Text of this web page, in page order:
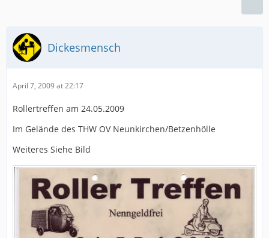
Dickesmensch
April 7, 2009 at 22:17
Rollertreffen am 24.05.2009
Im Gelände des THW OV Neunkirchen/Betzenhölle
Weiteres Siehe Bild